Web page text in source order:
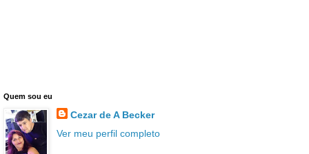
Quem sou eu
Cezar de A Becker
Ver meu perfil completo